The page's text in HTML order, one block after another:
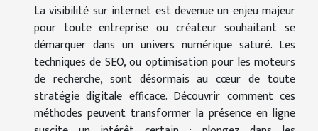
La visibilité sur internet est devenue un enjeu majeur
pour toute entreprise ou créateur souhaitant se
démarquer dans un univers numérique saturé. Les
techniques de SEO, ou optimisation pour les moteurs
de recherche, sont désormais au cœur de toute
stratégie digitale efficace. Découvrir comment ces
méthodes peuvent transformer la présence en ligne